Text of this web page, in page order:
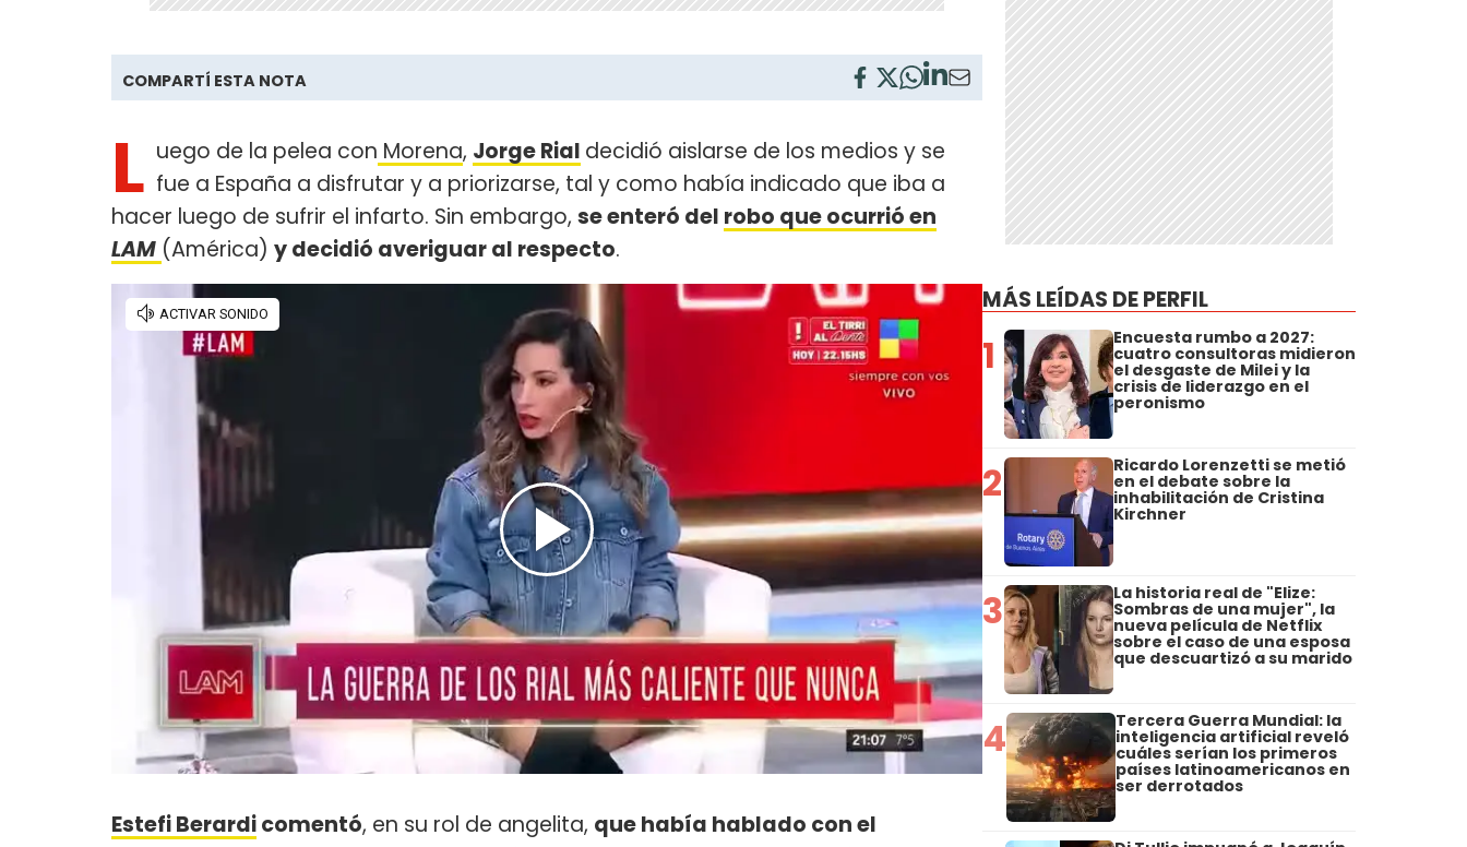
COMPARTÍ ESTA NOTA
L uego de la pelea con Morena, Jorge Rial decidió aislarse de los medios y se
fue a España a disfrutar y a priorizarse, tal y como había indicado que iba a
hacer luego de sufrir el infarto. Sin embargo, se enteró del robo que ocurrió en
LAM (América) y decidió averiguar al respecto.
Estefi Berardicomentó, en su rol de angelita, que había hablado con el
MÁS LEÍDAS DE PERFIL
1 Encuesta rumbo a 2027:
cuatro consultoras midieron
el desgaste de Milei y la
crisis de liderazgo en el
peronismo
2 Ricardo Lorenzetti se metió
en el debate sobre la
inhabilitación de Cristina
Kirchner
3 La historia real de "Elize:
Sombras de una mujer", la
nueva película de Netflix
sobre el caso de una esposa
que descuartizó a su marido
4 Tercera Guerra Mundial: la
inteligencia artificial reveló
cuáles serían los primeros
países latinoamericanos en
ser derrotados